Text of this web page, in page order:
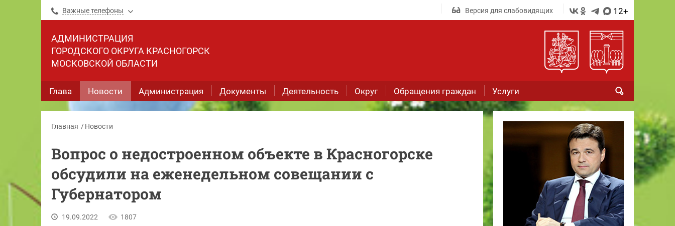
Важные телефоны Версия для слабовидящих 12+
АДМИНИСТРАЦИЯ
ГОРОДСКОГО ОКРУГА КРАСНОГОРСК
МОСКОВСКОЙ ОБЛАСТИ
Глава Новости Администрация Документы Деятельность Округ Обращения граждан Услуги
Главная Новости
Вопрос о недостроенном объекте в Красногорске
обсудили на еженедельном совещании с
Губернатором
19.09.2022 1807